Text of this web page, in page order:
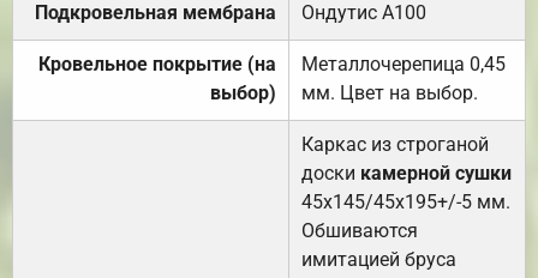
Подкровельная мембрана Ондутис А100
Кровельное покрытие (на
выбор)
Металлочерепица 0,45
мм. Цвет на выбор.
Каркас из строганой
доски камерной сушки
45х145/45х195+/-5 мм.
Обшиваются
имитацией бруса